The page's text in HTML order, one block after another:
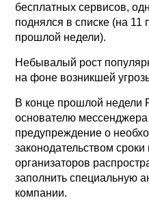
бесплатных сервисов,
поднялся в списке (на 11
прошлой недели).
Небывалый рост
на фоне возникшей
В конце прошлой недели
основателю
предупреждение о
законодательством
организаторов
заполнить специальную
компании.